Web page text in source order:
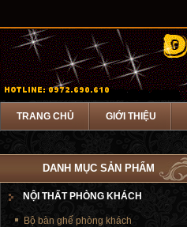
TRANG CHỦ GIỚI THIỆU
DANH MỤC SẢN PHẨM
NỘI THẤT PHÒNG KHÁCH
Bộ bàn ghế phòng khách